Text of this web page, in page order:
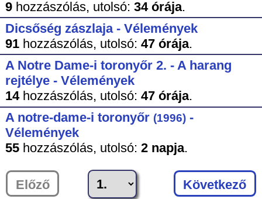
9hozzászólás, utolsó: 34 órája.
Dicsőség zászlaja - Vélemények
91hozzászólás, utolsó: 47 órája.
A Notre Dame-i toronyőr 2. - A harang
rejtélye - Vélemények
14hozzászólás, utolsó: 47 órája.
A notre-dame-i toronyőr (1996)-
Vélemények
55hozzászólás, utolsó: 2 napja.
Előző Következő